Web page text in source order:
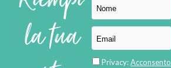
la tua Privacy:Acconsento